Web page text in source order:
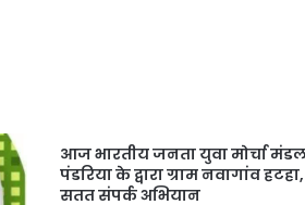
आज भारतीय जनता युवा मोर्चा
पंडरिया के द्वारा ग्राम नवागांव
सतत संपर्क अभियान